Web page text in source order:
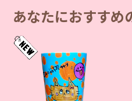
あなたにおすすめ